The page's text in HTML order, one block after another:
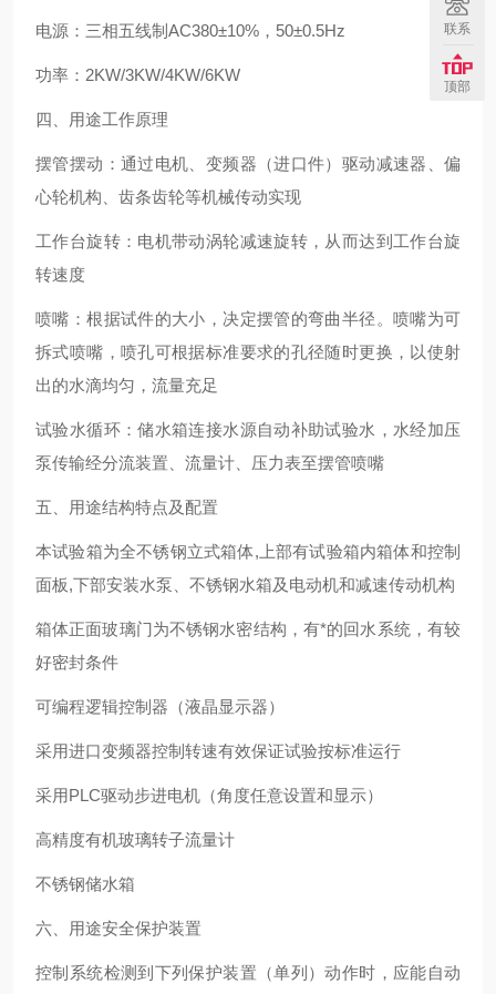
电源：三相五线制AC380±10%，50±0.5Hz
功率：2KW/3KW/4KW/6KW
四、用途工作原理
摆管摆动：通过电机、变频器（进口件）驱动减速器、偏
心轮机构、齿条齿轮等机械传动实现
工作台旋转：电机带动涡轮减速旋转，从而达到工作台旋
转速度
喷嘴：根据试件的大小，决定摆管的弯曲半径。喷嘴为可
拆式喷嘴，喷孔可根据标准要求的孔径随时更换，以使射
出的水滴均匀，流量充足
试验水循环：储水箱连接水源自动补助试验水，水经加压
泵传输经分流装置、流量计、压力表至摆管喷嘴
五、用途结构特点及配置
本试验箱为全不锈钢立式箱体,上部有试验箱内箱体和控制
面板,下部安装水泵、不锈钢水箱及电动机和减速传动机构
箱体正面玻璃门为不锈钢水密结构，有*的回水系统，有较
好密封条件
可编程逻辑控制器（液晶显示器）
采用进口变频器控制转速有效保证试验按标准运行
采用PLC驱动步进电机（角度任意设置和显示）
高精度有机玻璃转子流量计
不锈钢储水箱
六、用途安全保护装置
控制系统检测到下列保护装置（单列）动作时，应能自动
联系
顶部